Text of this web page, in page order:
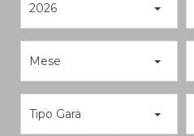
2026
Mese
Tipo Gara